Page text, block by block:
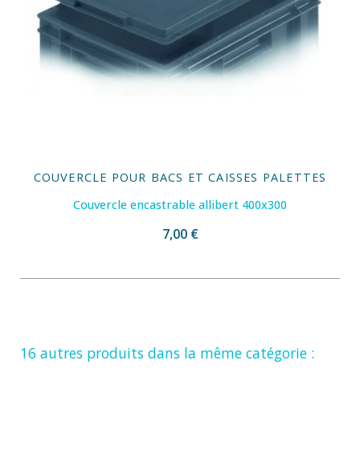
COUVERCLE POUR BACS ET CAISSES PALETTES
Couvercle encastrable allibert 400x300
7,00 €
16 autres produits dans la même catégorie :